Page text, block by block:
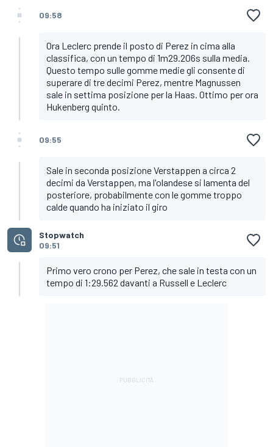
09:58
Ora Leclerc prende il posto di Perez in cima alla
classifica, con un tempo di 1m29.206s sulla media.
Questo tempo sulle gomme medie gli consente di
superare di tre decimi Perez, mentre Magnussen
sale in settima posizione per la Haas. Ottimo per ora
Hukenberg quinto.
09:55
Sale in seconda posizione Verstappen a circa 2
decimi da Verstappen, ma l'olandese si lamenta del
posteriore, probabilmente con le gomme troppo
calde quando ha iniziato il giro
Stopwatch
09:51
Primo vero crono per Perez, che sale in testa con un
tempo di 1:29.562 davanti a Russell e Leclerc